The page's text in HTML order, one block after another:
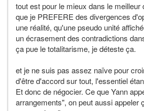
tout est pour le mieux dans le
que je PREFERE des divergences
une réalité, qu'une pseudo unité
un écrasement des contradictions
ça pue le totalitarisme, je déteste ça.
et je ne suis pas assez naïve pour
d'être d'accord sur tout, l'essentiel
Et donc de négocier. Ce que Yann
arrangements", on peut aussi appeler